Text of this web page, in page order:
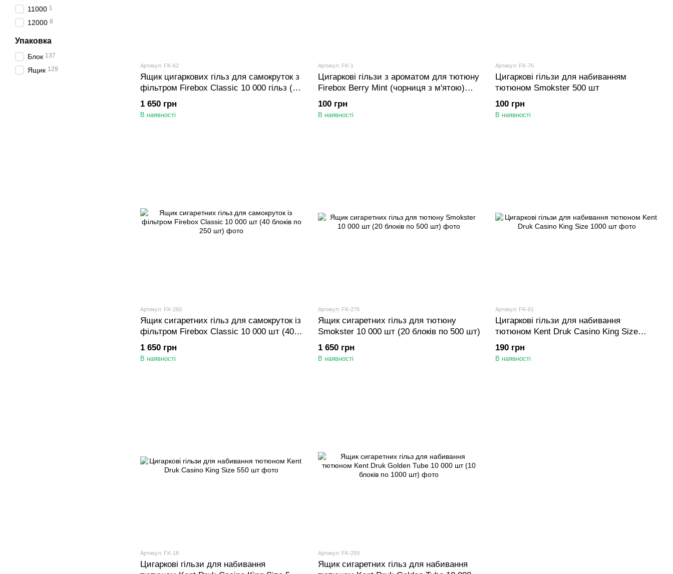
Артикул: FK-62
Ящик цигаркових гільз для самокруток з
фільтром Firebox Classic 10 000 гільз (40
блоків по 250 гільз)
1 650 грн
В наявності
Артикул: FK-1
Цигаркові гільзи з ароматом для тютюну
Firebox Berry Mint (чорниця з м'ятою)
250 шт
100 грн
В наявності
Артикул: FK-76
Цигаркові гільзи для набиванням
тютюном Smokster 500 шт
100 грн
В наявності
Артикул: FK-260
Ящик сигаретних гільз для самокруток із
фільтром Firebox Classic 10 000 шт (40
блоків по 250 шт)
1 650 грн
В наявності
Артикул: FK-276
Ящик сигаретних гільз для тютюну
Smokster 10 000 шт (20 блоків по 500 шт)
1 650 грн
В наявності
Артикул: FK-61
Цигаркові гільзи для набивання
тютюном Kent Druk Casino King Size
1000 шт
190 грн
В наявності
Артикул: FK-18
Цигаркові гільзи для набивання
Артикул: FK-259
Ящик сигаретних гільз для набивання
11000 1
12000 8
Упаковка
Блок 137
Ящик 129